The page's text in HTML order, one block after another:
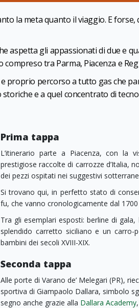
la meta quanto il viaggio. E
aspetta gli appassionati di due e
tra Parma, Piacenza e
proprio percorso a tutto gas che
storiche e a quel concentrato di
Prima tappa
L’itinerario parte a Piacenza, con la
prestigiose raccolte di carrozze d’Italia,
dei pezzi ospitati nei suggestivi
Si trovano qui, in perfetto stato di
fu, che vanno cronologicamente dal
Tra gli esemplari esposti: berline di
splendido carretto siciliano e un
bambini dei secoli XVIII-XIX.
Seconda tappa
Alle porte di Varano de’ Melegari (PR),
sportiva di Giampaolo Dallara, simbolo
segno anche grazie alla Dallara Academy